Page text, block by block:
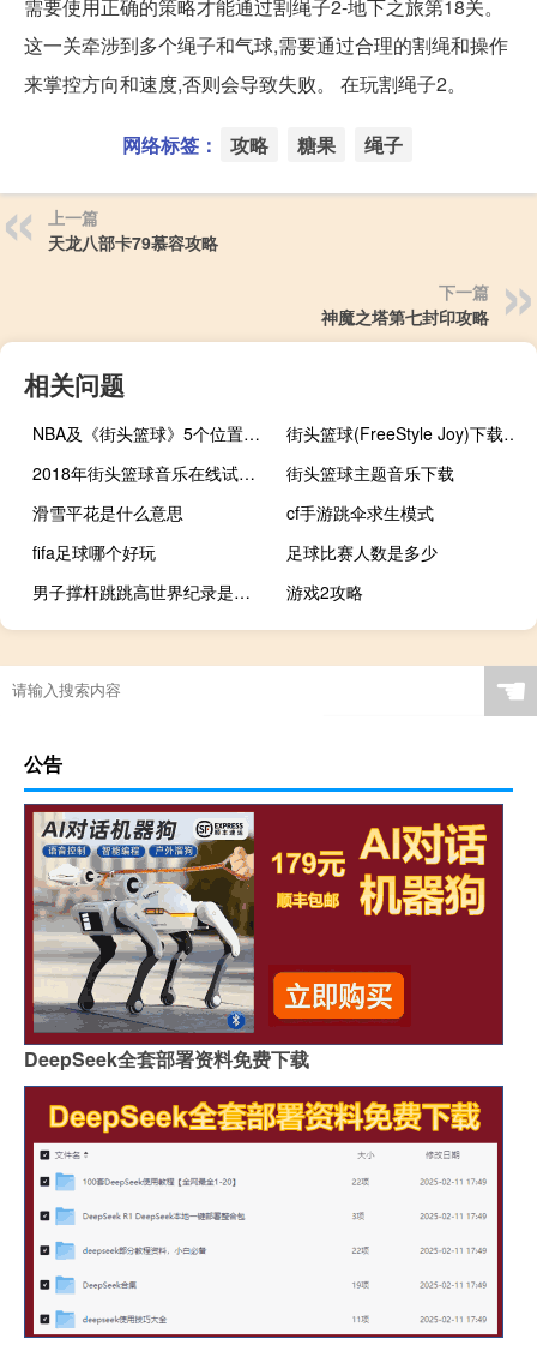
需要使用正确的策略才能通过割绳子2-地下之旅第18关。
这一关牵涉到多个绳子和气球,需要通过合理的割绳和操作
来掌控方向和速度,否则会导致失败。 在玩割绳子2。
网络标签： 攻略 糖果 绳子
上一篇
天龙八部卡79慕容攻略
下一篇
神魔之塔第七封印攻略
相关问题
NBA及《街头篮球》5个位置的详细介绍
街头篮球(FreeStyle Joy)下载(电脑、安卓和IOS所有版本)
2018年街头篮球音乐在线试听及下载
街头篮球主题音乐下载
滑雪平花是什么意思
cf手游跳伞求生模式
fifa足球哪个好玩
足球比赛人数是多少
男子撑杆跳跳高世界纪录是多少
游戏2攻略
刚打完篮球能洗脸吗
篮球鞋sg是什么意思
马今年多大年
迷失森林通关攻略 ☚
公告
DeepSeek全套部署资料免费下载